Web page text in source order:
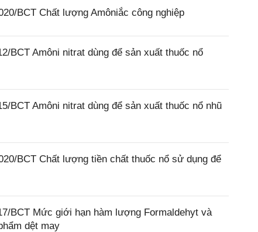
BCT Chất lượng Amôniắc công nghiệp
BCT Amôni nitrat dùng để sản xuất thuốc nổ
BCT Amôni nitrat dùng để sản xuất thuốc nổ nhũ
BCT Chất lượng tiền chất thuốc nổ sử dụng để
BCT Mức giới hạn hàm lượng Formaldehyt và
dệt may